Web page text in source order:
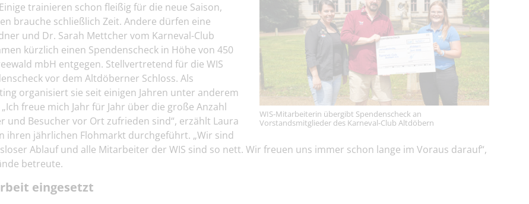
WIS-Mitarbeiterin übergibt Spendenscheck an
Vorstandsmitglieder des Karneval-Club Altdöbern
trainieren schon fleißig für die neue Saison,
brauche schließlich Zeit. Andere dürfen eine
und Dr. Sarah Mettcher vom Karneval-Club
kürzlich einen Spendenscheck in Höhe von 450
mbH entgegen. Stellvertretend für die WIS
vor dem Altdöberner Schloss. Als
organisiert sie seit einigen Jahren unter anderem
freue mich Jahr für Jahr über die große Anzahl
Besucher vor Ort zufrieden sind“, erzählt Laura
ihren jährlichen Flohmarkt durchgeführt. „Wir sind
Ablauf und alle Mitarbeiter der WIS sind so nett. Wir freuen uns immer schon lange im Voraus darauf“,
betreute.
eingesetzt